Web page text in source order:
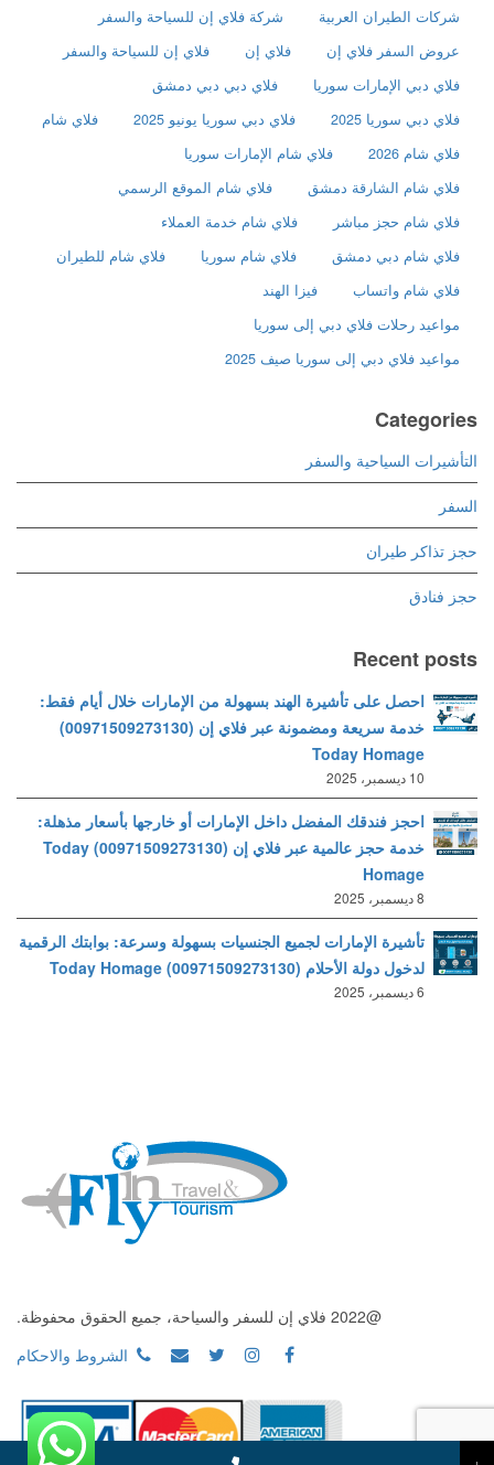
شركات الطيران العربية
شركة فلاي إن للسياحة والسفر
عروض السفر فلاي إن
فلاي إن
فلاي إن للسياحة والسفر
فلاي دبي الإمارات سوريا
فلاي دبي دبي دمشق
فلاي دبي سوريا 2025
فلاي دبي سوريا يونيو 2025
فلاي شام
فلاي شام 2026
فلاي شام الإمارات سوريا
فلاي شام الشارقة دمشق
فلاي شام الموقع الرسمي
فلاي شام حجز مباشر
فلاي شام خدمة العملاء
فلاي شام دبي دمشق
فلاي شام سوريا
فلاي شام للطيران
فلاي شام واتساب
فيزا الهند
مواعيد رحلات فلاي دبي إلى سوريا
مواعيد فلاي دبي إلى سوريا صيف 2025
Categories
التأشيرات السياحية والسفر
السفر
حجز تذاكر طيران
حجز فنادق
Recent posts
احصل على تأشيرة الهند بسهولة من الإمارات خلال أيام فقط:
خدمة سريعة ومضمونة عبر فلاي إن (00971509273130)
Today Homage
10 ديسمبر، 2025
احجز فندقك المفضل داخل الإمارات أو خارجها بأسعار مذهلة:
خدمة حجز عالمية عبر فلاي إن (00971509273130) Today
Homage
8 ديسمبر، 2025
تأشيرة الإمارات لجميع الجنسيات بسهولة وسرعة: بوابتك الرقمية
لدخول دولة الأحلام (00971509273130) Today Homage
6 ديسمبر، 2025
@2022 فلاي إن للسفر والسياحة، جميع الحقوق محفوظة.
الشروط والاحكام